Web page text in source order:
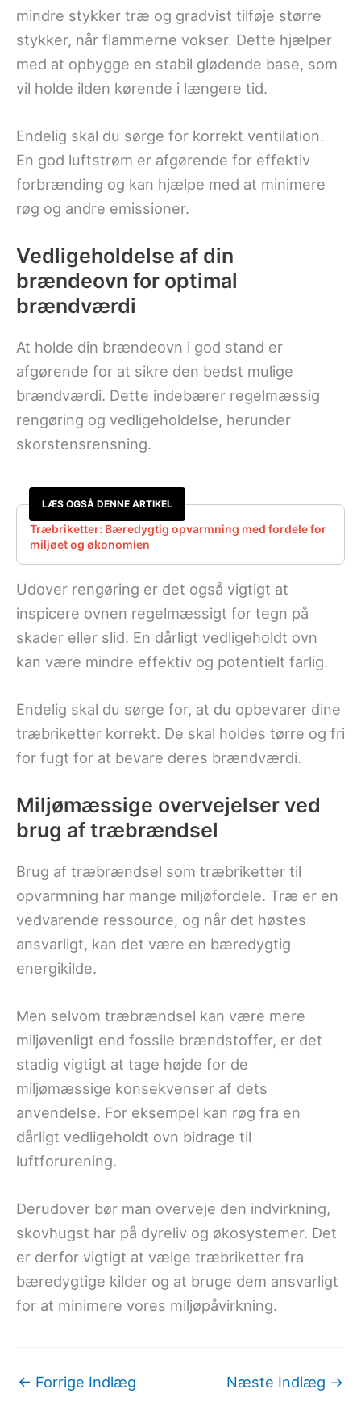
mindre stykker træ og gradvist tilføje større
stykker, når flammerne vokser. Dette hjælper
med at opbygge en stabil glødende base, som
vil holde ilden kørende i længere tid.
Endelig skal du sørge for korrekt ventilation.
En god luftstrøm er afgørende for effektiv
forbrænding og kan hjælpe med at minimere
røg og andre emissioner.
Vedligeholdelse af din
brændeovn for optimal
brændværdi
At holde din brændeovn i god stand er
afgørende for at sikre den bedst mulige
brændværdi. Dette indebærer regelmæssig
rengøring og vedligeholdelse, herunder
skorstensrensning.
LÆS OGSÅ DENNE ARTIKEL
Træbriketter: Bæredygtig opvarmning med fordele for
miljøet og økonomien
Udover rengøring er det også vigtigt at
inspicere ovnen regelmæssigt for tegn på
skader eller slid. En dårligt vedligeholdt ovn
kan være mindre effektiv og potentielt farlig.
Endelig skal du sørge for, at du opbevarer dine
træbriketter korrekt. De skal holdes tørre og fri
for fugt for at bevare deres brændværdi.
Miljømæssige overvejelser ved
brug af træbrændsel
Brug af træbrændsel som træbriketter til
opvarmning har mange miljøfordele. Træ er en
vedvarende ressource, og når det høstes
ansvarligt, kan det være en bæredygtig
energikilde.
Men selvom træbrændsel kan være mere
miljøvenligt end fossile brændstoffer, er det
stadig vigtigt at tage højde for de
miljømæssige konsekvenser af dets
anvendelse. For eksempel kan røg fra en
dårligt vedligeholdt ovn bidrage til
luftforurening.
Derudover bør man overveje den indvirkning,
skovhugst har på dyreliv og økosystemer. Det
er derfor vigtigt at vælge træbriketter fra
bæredygtige kilder og at bruge dem ansvarligt
for at minimere vores miljøpåvirkning.
← Forrige Indlæg Næste Indlæg →